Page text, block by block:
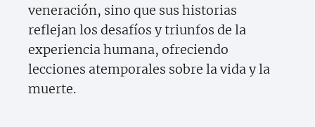
veneración, sino que sus historias
reflejan los desafíos y triunfos de la
experiencia humana, ofreciendo
lecciones atemporales sobre la vida y la
muerte.